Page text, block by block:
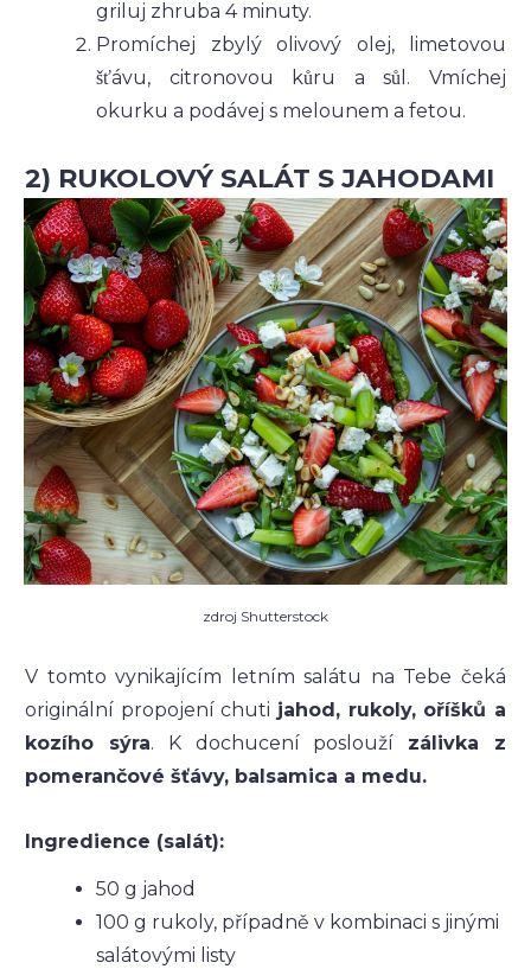
griluj zhruba 4 minuty.
Promíchej zbylý olivový olej, limetovou
šťávu, citronovou kůru a sůl. Vmíchej
okurku a podávej s melounem a fetou.
2) RUKOLOVÝ SALÁT S JAHODAMI
zdroj Shutterstock
V tomto vynikajícím letním salátu na Tebe čeká
originální propojení chuti jahod, rukoly, oříšků a
kozího sýra. K dochucení poslouží zálivka z
pomerančové šťávy, balsamica a medu.
Ingredience (salát):
50 g jahod
100 g rukoly, případně v kombinaci s jinými
salátovými listy